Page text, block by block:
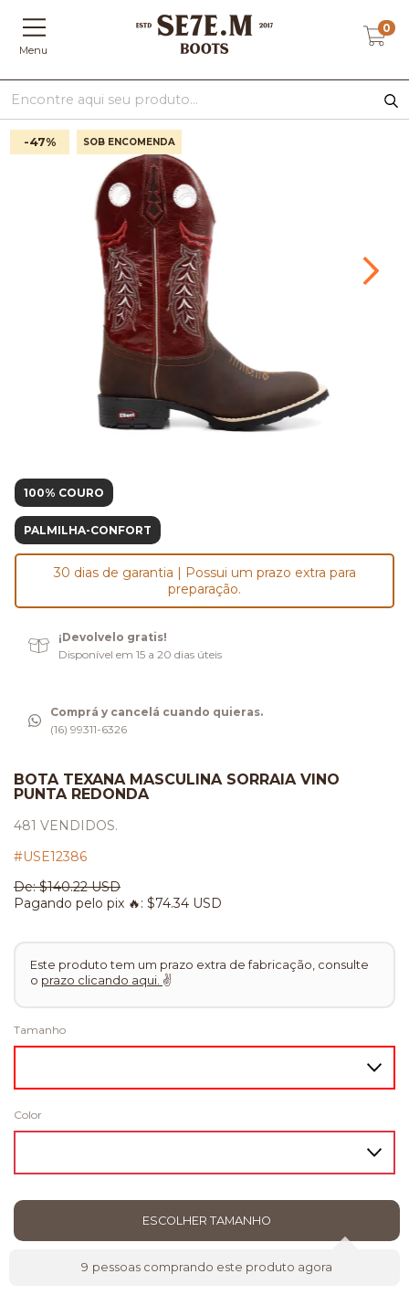
Menu
0
-47% SOB ENCOMENDA
100% COURO
PALMILHA-CONFORT
30 dias de garantia | Possui um prazo extra para
preparação.
¡Devolvelo gratis!
Disponível em 15 a 20 dias úteis
Comprá y cancelá cuando quieras.
(16) 99311-6326
BOTA TEXANA MASCULINA SORRAIA VINO
PUNTA REDONDA
481 VENDIDOS.
#USE12386
De:$140.22 USD
Pagando pelo pix 🔥: $74.34 USD
Este produto tem um prazo extra de fabricação, consulte
o prazo clicando aqui. ✌
Tamanho
Color
9 pessoas comprando este produto agora